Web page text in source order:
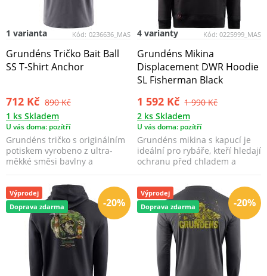
Kód: 0236636_MAS
1 varianta
Grundéns Tričko Bait Ball
SS T-Shirt Anchor
712 Kč 890 Kč
1 ks Skladem
U vás doma: pozítří
Grundéns tričko s originálním
potiskem vyrobeno z ultra-
měkké směsi bavlny a
Kód: 0225999_MAS
4 varianty
Grundéns Mikina
Displacement DWR Hoodie
SL Fisherman Black
1 592 Kč 1 990 Kč
2 ks Skladem
U vás doma: pozítří
Grundéns mikina s kapucí je
ideální pro rybáře, kteří hledají
ochranu před chladem a
-20%
Výprodej
Doprava zdarma
-20%
Výprodej
Doprava zdarma